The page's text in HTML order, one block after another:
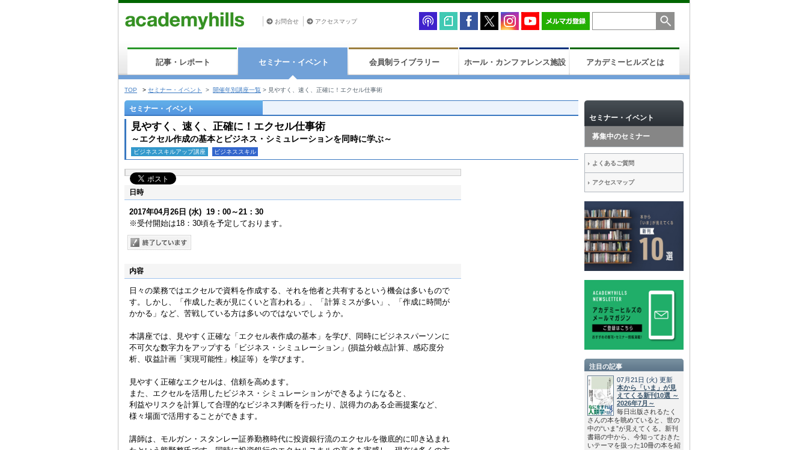
お問合せ アクセスマップ
記事・レポート セミナー・イベント 会員制ライブラリー ホール・カンファレンス施設 アカデミーヒルズとは
TOP > セミナー・イベント > 開催年別講座一覧 > 見やすく、速く、正確に！エクセル仕事術
セミナー・イベント
見やすく、速く、正確に！エクセル仕事術
～エクセル作成の基本とビジネス・シミュレーションを同時に学ぶ～
ビジネススキルアップ講座 ビジネススキル
日時
2017年04月26日 (水) 19：00～21：30
※受付開始は18：30頃を予定しております。
内容
日々の業務ではエクセルで資料を作成する、それを他者と共有するという機会は多いもので
す。しかし、「作成した表が見にくいと言われる」、「計算ミスが多い」、「作成に時間が
かかる」など、苦戦している方は多いのではないでしょうか。
本講座では、見やすく正確な「エクセル表作成の基本」を学び、同時にビジネスパーソンに
不可欠な数字力をアップする「ビジネス・シミュレーション」(損益分岐点計算、感応度分
析、収益計画「実現可能性」検証等）を学びます。
見やすく正確なエクセルは、信頼を高めます。
また、エクセルを活用したビジネス・シミュレーションができるようになると、
利益やリスクを計算して合理的なビジネス判断を行ったり、説得力のある企画提案など、
様々場面で活用することができます。
講師は、モルガン・スタンレー証券勤務時代に投資銀行流のエクセルを徹底的に叩き込まれ
セミナー・イベント
募集中のセミナー
よくあるご質問
アクセスマップ
注目の記事
07月21日 (火) 更新
本から「いま」が見
えてくる新刊10選 ～
2026年7月～
毎日出版されるたく
さんの本を眺めていると、世の
中の“いま”が見えてくる。新刊
書籍の中から、今知っておきた
いテーマを扱った10冊の本を紹